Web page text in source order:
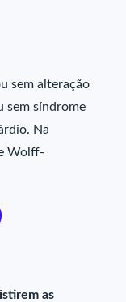
sem alteração
sem síndrome
Na
Wolff-
as